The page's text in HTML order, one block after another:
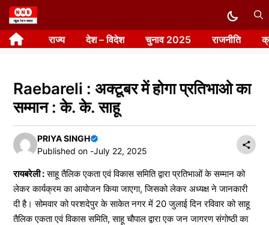
Skip
to
content राज्य देश – विदेश चुनाव 2025 राजनीति
Raebareli : अक्टूबर में होगा प्रतिभाओ का
सम्मान : के. के. साहू
PRIYA SINGH
Published on -July 22, 2025
रायबरेली :साहू तैलिक एकता एवं विकास समिति द्वारा प्रतिभाओं के सम्मान को
लेकर कार्यक्रम का आयोजन किया जाएगा, जिसको लेकर अध्यक्ष ने जानकारी
दी है। सोमवार को परशदेपुर के साकेत नगर में 20 जुलाई दिन रविवार को साहू
तैलिक एकता एवं विकास समिति, साहू चौपाल द्वारा एक जन जागरण संगोष्ठी का